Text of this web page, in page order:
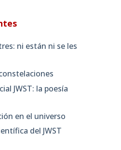
ni están ni se les
JWST: la poesía
en el universo
del JWST